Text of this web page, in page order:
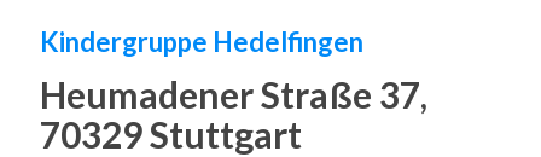
Kindergruppe Hedelfingen
Heumadener Straße 37,
70329 Stuttgart